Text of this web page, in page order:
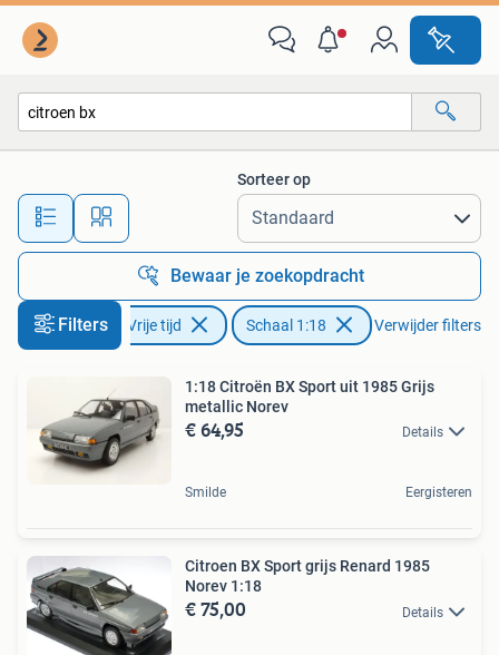
Alle afstanden…
Sorteer op
Bewaar je zoekopdracht
Filters
Hobby en Vrije tijd Schaal 1:18 Verwijder filters
1:18 Citroën BX Sport uit 1985 Grijs
metallic Norev
€ 64,95 Details
Smilde Eergisteren
Citroen BX Sport grijs Renard 1985
Norev 1:18
€ 75,00 Details